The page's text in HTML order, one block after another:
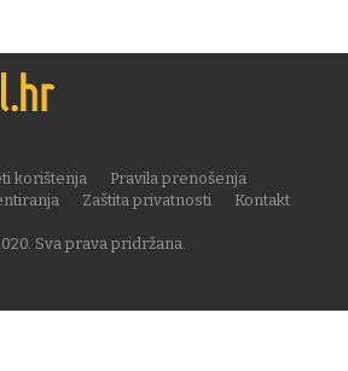
Sva prava pridržana.
korištenja
Pravila prenošenja
Zaštita privatnosti
Kontakt